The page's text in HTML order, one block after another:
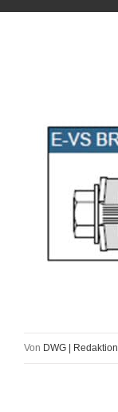
Von DWG | Redaktion